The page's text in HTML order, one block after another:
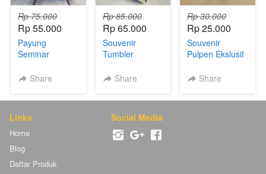
Rp 75.000
Rp 55.000
Payung
Seminar
Share
Rp 85.000
Rp 65.000
Souvenir
Tumbler
Share
Rp 30.000
Rp 25.000
Souvenir
Pulpen Ekslusif
Share
Links
Home
Blog
Daftar Produk
Social Media